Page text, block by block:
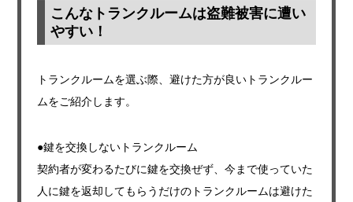
こんなトランクルームは盗難被害に遭い
やすい！
トランクルームを選ぶ際、避けた方が良いトランクルー
ムをご紹介します。
●鍵を交換しないトランクルーム
契約者が変わるたびに鍵を交換ぜず、今まで使っていた
人に鍵を返却してもらうだけのトランクルームは避けた